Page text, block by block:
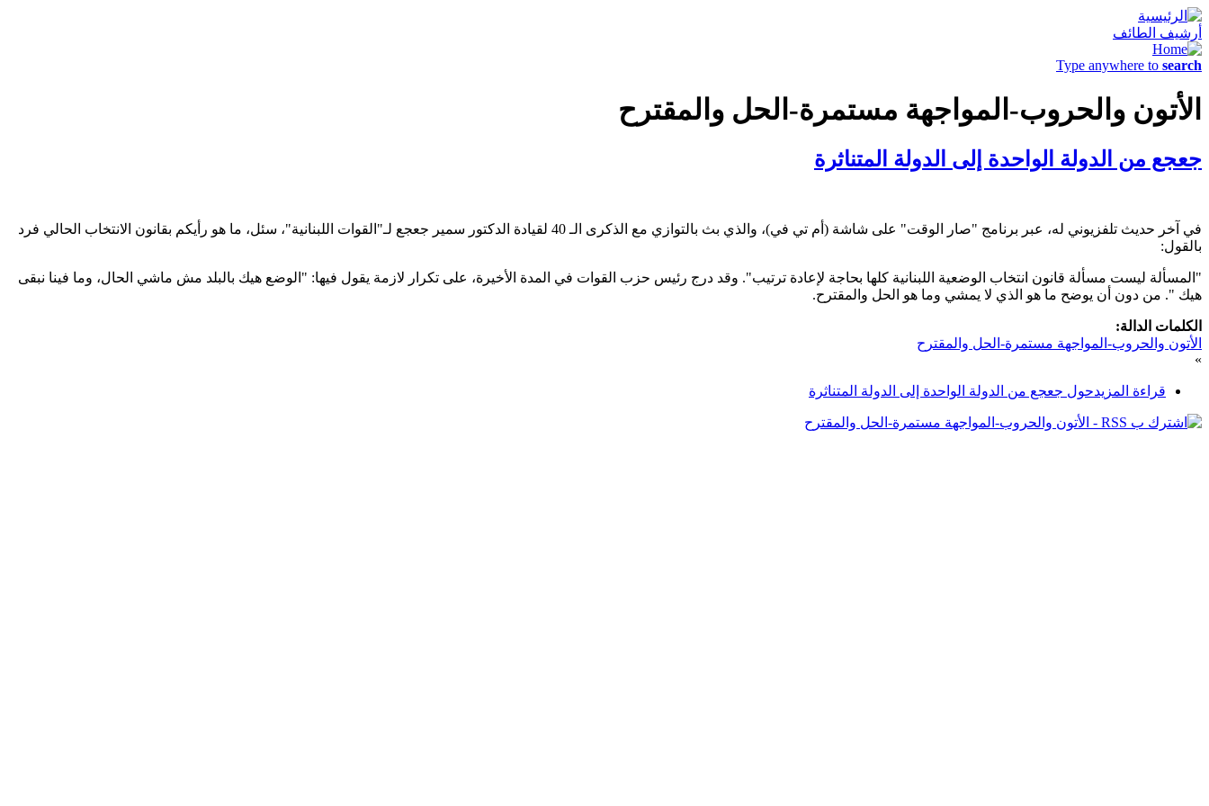
أرشيف الطائف
Type anywhere to search
الأتون والحروب-المواجهة مستمرة-الحل والمقترح
جعجع من الدولة الواحدة إلى الدولة المتناثرة
في آخر حديث تلفزيوني له، عبر برنامج "صار الوقت" على شاشة (أم تي في)، والذي بث بالتوازي مع الذكرى الـ 40 لقيادة الدكتور سمير جعجع لـ"القوات اللبنانية"، سئل، ما هو رأيكم بقانون الانتخاب الحالي فرد
بالقول:
"المسألة ليست مسألة قانون انتخاب الوضعية اللبنانية كلها بحاجة لإعادة ترتيب". وقد درج رئيس حزب القوات في المدة الأخيرة، على تكرار لازمة يقول فيها: "الوضع هيك بالبلد مش ماشي الحال، وما فينا نبقى
هيك ". من دون أن يوضح ما هو الذي لا يمشي وما هو الحل والمقترح.
الكلمات الدالة:
الأتون والحروب-المواجهة مستمرة-الحل والمقترح
»
قراءة المزيدحول جعجع من الدولة الواحدة إلى الدولة المتناثرة